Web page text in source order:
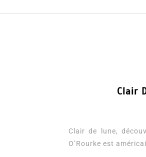
Clair
Clair de lune,
O’Rourke est